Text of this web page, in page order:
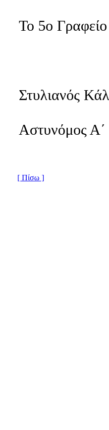
Το 5ο Γραφείο
Στυλιανός
Αστυνόμος Α΄
[ Πίσω ]